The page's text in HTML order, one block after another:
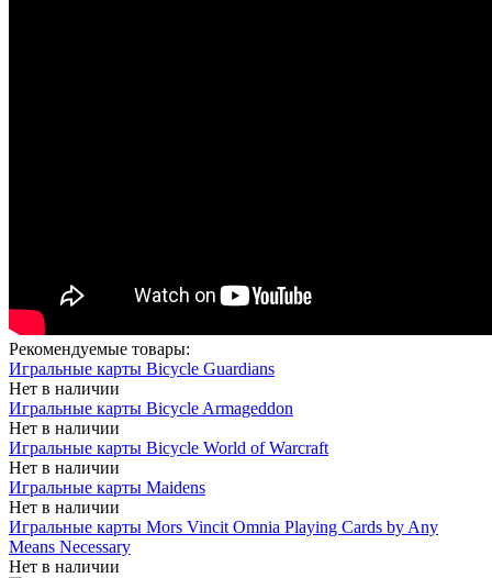
Рекомендуемые товары:
Игральные карты Bicycle Guardians
Нет в наличии
Игральные карты Bicycle Armageddon
Нет в наличии
Игральные карты Bicycle World of Warcraft
Нет в наличии
Игральные карты Maidens
Нет в наличии
Игральные карты Mors Vincit Omnia Playing Cards by Any
Means Necessary
Нет в наличии